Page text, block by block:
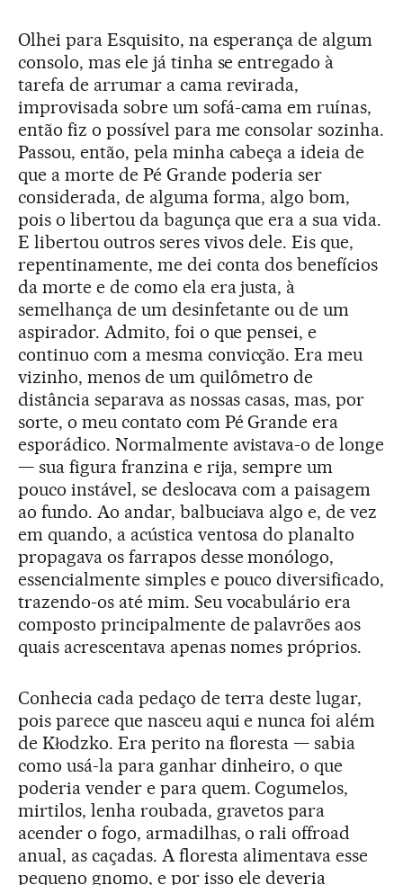
Olhei para Esquisito, na esperança de algum
consolo, mas ele já tinha se entregado à
tarefa de arrumar a cama revirada,
improvisada sobre um sofá-cama em ruínas,
então fiz o possível para me consolar sozinha.
Passou, então, pela minha cabeça a ideia de
que a morte de Pé Grande poderia ser
considerada, de alguma forma, algo bom,
pois o libertou da bagunça que era a sua vida.
E libertou outros seres vivos dele. Eis que,
repentinamente, me dei conta dos benefícios
da morte e de como ela era justa, à
semelhança de um desinfetante ou de um
aspirador. Admito, foi o que pensei, e
continuo com a mesma convicção. Era meu
vizinho, menos de um quilômetro de
distância separava as nossas casas, mas, por
sorte, o meu contato com Pé Grande era
esporádico. Normalmente avistava-o de longe
— sua figura franzina e rija, sempre um
pouco instável, se deslocava com a paisagem
ao fundo. Ao andar, balbuciava algo e, de vez
em quando, a acústica ventosa do planalto
propagava os farrapos desse monólogo,
essencialmente simples e pouco diversificado,
trazendo-os até mim. Seu vocabulário era
composto principalmente de palavrões aos
quais acrescentava apenas nomes próprios.
Conhecia cada pedaço de terra deste lugar,
pois parece que nasceu aqui e nunca foi além
de Kłodzko. Era perito na floresta — sabia
como usá-la para ganhar dinheiro, o que
poderia vender e para quem. Cogumelos,
mirtilos, lenha roubada, gravetos para
acender o fogo, armadilhas, o rali offroad
anual, as caçadas. A floresta alimentava esse
pequeno gnomo, e por isso ele deveria